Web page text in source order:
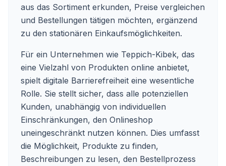
aus das Sortiment erkunden, Preise vergleichen
und Bestellungen tätigen möchten, ergänzend
zu den stationären Einkaufsmöglichkeiten.
Für ein Unternehmen wie Teppich-Kibek, das
eine Vielzahl von Produkten online anbietet,
spielt digitale Barrierefreiheit eine wesentliche
Rolle. Sie stellt sicher, dass alle potenziellen
Kunden, unabhängig von individuellen
Einschränkungen, den Onlineshop
uneingeschränkt nutzen können. Dies umfasst
die Möglichkeit, Produkte zu finden,
Beschreibungen zu lesen, den Bestellprozess